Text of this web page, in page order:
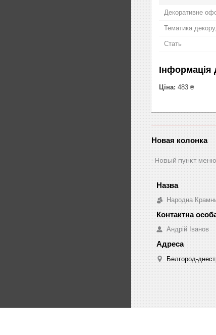
Декоративне
Тематика
Стать
Інформація
Ціна: 483 ₴
Новая колонка
Новый пункт меню
Народна
Андрій Іванов
Белгород-